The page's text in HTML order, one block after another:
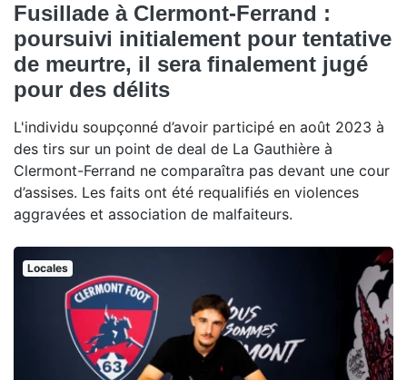
Fusillade à Clermont-Ferrand :
poursuivi initialement pour tentative
de meurtre, il sera finalement jugé
pour des délits
L'individu soupçonné d’avoir participé en août 2023 à
des tirs sur un point de deal de La Gauthière à
Clermont-Ferrand ne comparaîtra pas devant une cour
d’assises. Les faits ont été requalifiés en violences
aggravées et association de malfaiteurs.
Locales